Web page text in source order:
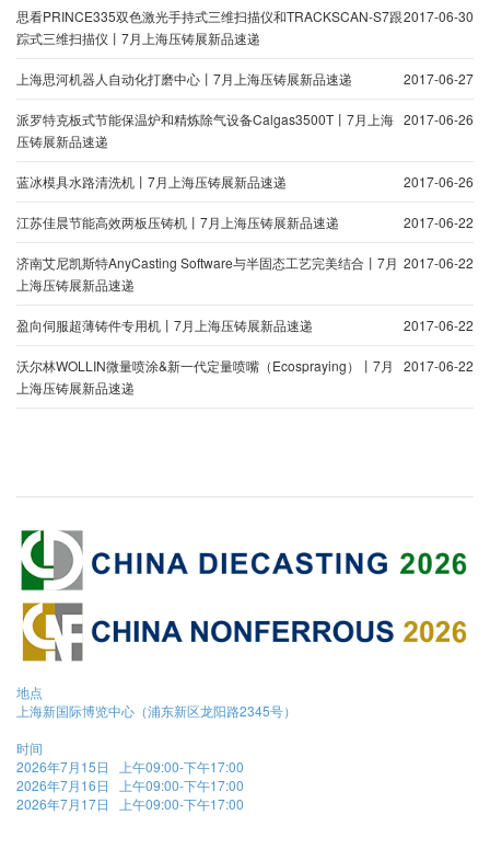
2017-06-30
思看PRINCE335双色激光手持式三维扫描仪和TRACKSCAN-S7跟
踪式三维扫描仪丨7月上海压铸展新品速递
2017-06-27
上海思河机器人自动化打磨中心丨7月上海压铸展新品速递
2017-06-26
派罗特克板式节能保温炉和精炼除气设备Calgas3500T丨7月上海
压铸展新品速递
2017-06-26
蓝冰模具水路清洗机丨7月上海压铸展新品速递
2017-06-22
江苏佳晨节能高效两板压铸机丨7月上海压铸展新品速递
2017-06-22
济南艾尼凯斯特AnyCasting Software与半固态工艺完美结合丨7月
上海压铸展新品速递
2017-06-22
盈向伺服超薄铸件专用机丨7月上海压铸展新品速递
2017-06-22
沃尔林WOLLIN微量喷涂&新一代定量喷嘴（Ecospraying）丨7月
上海压铸展新品速递
地点
上海新国际博览中心（浦东新区龙阳路2345号）
时间
2026年7月15日 上午09:00-下午17:00
2026年7月16日 上午09:00-下午17:00
2026年7月17日 上午09:00-下午17:00